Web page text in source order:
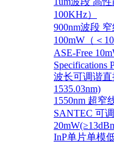
100KHz）
900nm波段
100mW（＜
ASE-Free
Specifications
波长可调谐直
1535.03nm)
1550nm 超窄
SANTEC 可
InP单片单模